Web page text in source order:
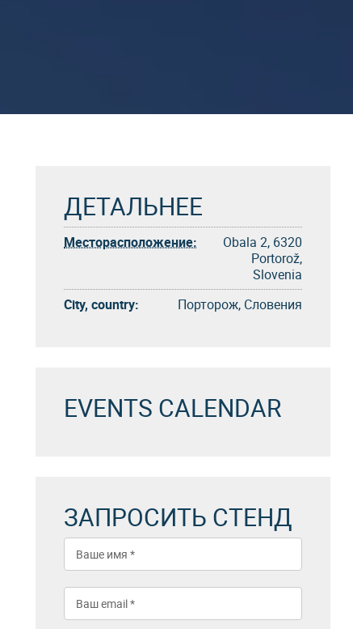
ДЕТАЛЬНЕЕ
Месторасположение:
Obala 2, 6320
Portorož,
Slovenia
City, country:
Порторож, Словения
EVENTS CALENDAR
ЗАПРОСИТЬ СТЕНД